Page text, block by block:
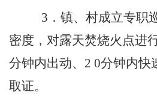
3 ．镇、村成立专职
密度，对露天焚烧火点进
分钟内出动、 2 0分钟内快
取证。